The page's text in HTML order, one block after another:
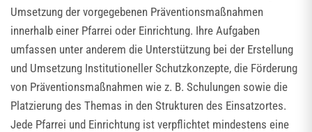
Umsetzung der vorgegebenen Präventionsmaßnahmen
innerhalb einer Pfarrei oder Einrichtung. Ihre Aufgaben
umfassen unter anderem die Unterstützung bei der Erstellung
und Umsetzung Institutioneller Schutzkonzepte, die Förderung
von Präventionsmaßnahmen wie z. B. Schulungen sowie die
Platzierung des Themas in den Strukturen des Einsatzortes.
Jede Pfarrei und Einrichtung ist verpflichtet mindestens eine